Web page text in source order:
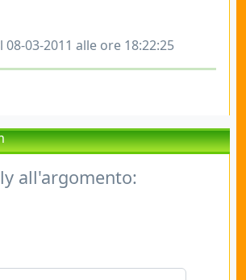
03-2011 alle ore 18:22:25
all'argomento: